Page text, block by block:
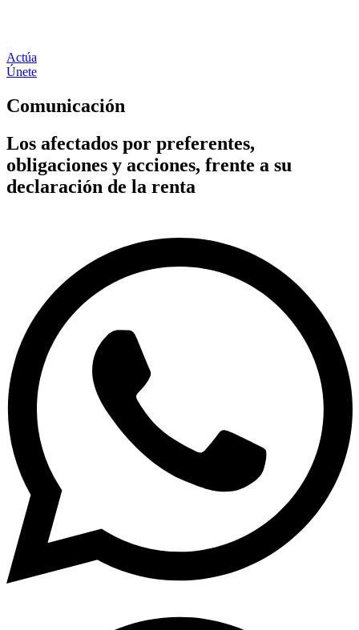
Actúa
Únete
Comunicación
Los afectados por preferentes,
obligaciones y acciones, frente a su
declaración de la renta